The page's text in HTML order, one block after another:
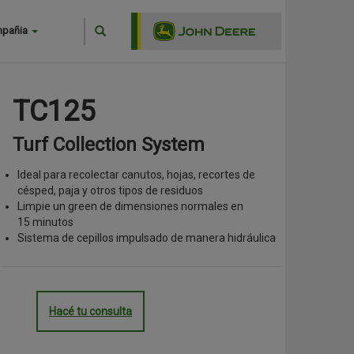
SearchBuscar
TC125
Turf Collection System
Ideal para recolectar canutos, hojas, recortes de
césped, paja y otros tipos de residuos
Limpie un green de dimensiones normales en
15 minutos
Sistema de cepillos impulsado de manera hidráulica
Hacé tu consulta